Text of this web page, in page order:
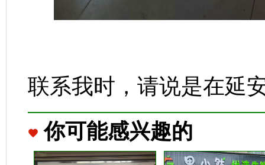
联系我时，请说是在延
你可能感兴趣的